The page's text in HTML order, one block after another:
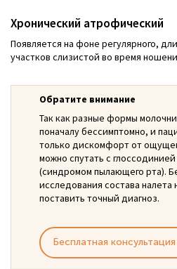
Хронический атрофический
Появляется на фоне регулярного,
участков слизистой во время
Обратите внимание
Так как разные формы
поначалу бессимптомно, и
только дискомфорт от
можно спутать с
(синдромом пылающего рта).
исследования состава налета
поставить точный диагноз.
Бесплатная консультация